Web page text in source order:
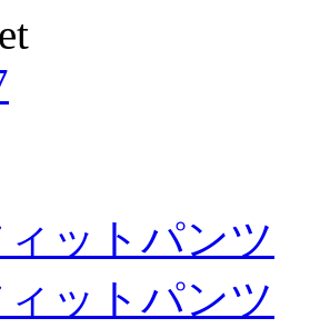
ットパンツ
ットパンツ